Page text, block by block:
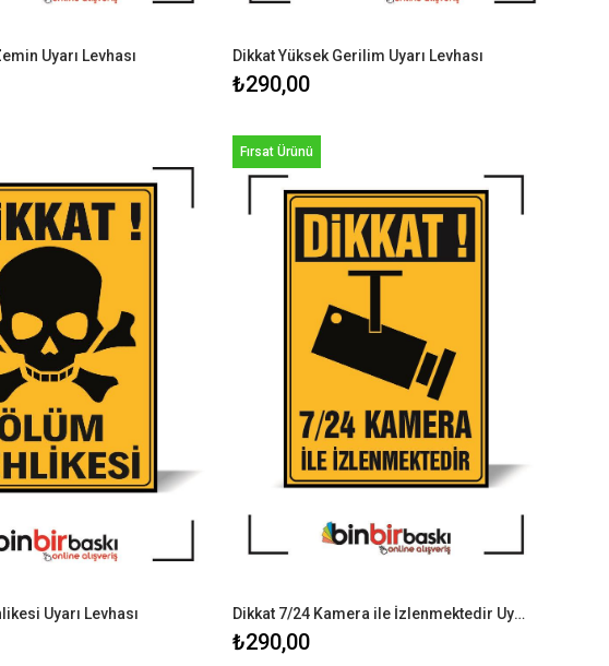
Uyarı Levhası Dikkat Yüksek Gerilim Uyarı Levhası
₺290,00
Uyarı Levhası Dikkat 7/24 Kamera ile İzlenmektedir Uyarı Levhası
₺290,00
Fırsat Ürünü